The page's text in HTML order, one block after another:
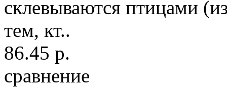
склевываются птицами
тем, кт..
86.45 р.
сравнение